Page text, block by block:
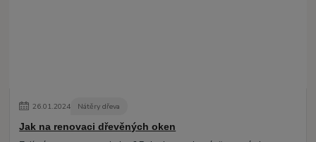
26.01.2024 Nátěry dřeva
Jak na renovaci dřevěných oken